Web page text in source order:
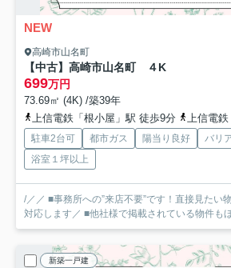
NEW
高崎市山名町
【中古】高崎市山名町 ４K
699万円
73.69㎡ (4K) /築39年
上信電鉄「根小屋」駅 徒歩9分
上信電鉄「
駐車2台可 都市ガス 陽当り良好 バリ
浴室１坪以上
/／／ ■事務所への”来店不要”です！直接見たい
対応します／ ■他社様で掲載されている物件も
新築一戸建